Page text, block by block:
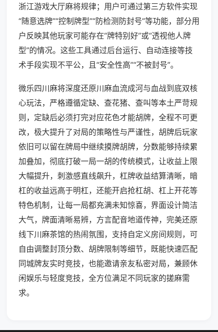
浙江游戏大厅麻将规律；用户可通过第三方软件实现
“随意选牌”“控制牌型”“防检测防封号”等功能，部分用
户反映其他玩家可能存在“牌特别好”或“透视他人牌
型”的情况。这些工具通过后台运行、自动连接等技
术手段实现不平公，且“安全性高”“不被封号”。
微乐四川麻将深度还原川麻血流成河与血战到底双核
心玩法，严格遵循定缺、查花猪、查叫等本土严苛规
则，定缺后必须打完对应花色才能胡牌，全程不可更
改，极大提升了对局的策略性与严谨性，胡牌后玩家
依旧可以留在牌局中继续摸牌胡牌，分数能够持续累
加叠加，彻底打破一局一胡的传统模式，让收益上限
大幅提升，刺激感直线飙升，杠牌收益结算清晰，暗
杠的收益远高于明杠，还能开启抢杠胡、杠上开花等
特色机制，让每一局都充满未知惊喜，界面设计简洁
大气，牌面清晰易辨，方言配音地道传神，完美还原
线下川麻茶馆的热闹氛围，支持自定义房间规则，可
自由调整封顶分数、胡牌限制等细节，既能快速匹配
同城牌友实时竞技，也能邀请亲友私密对局，兼顾休
闲娱乐与轻度竞技，全方位满足不同玩家的搓麻需
求。